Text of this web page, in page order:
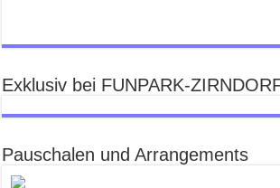
Exklusiv bei FUNPARK-
Pauschalen und Arrangements